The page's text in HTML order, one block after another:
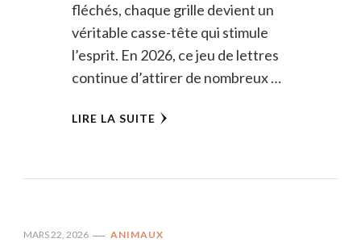
fléchés, chaque grille devient un
véritable casse-tête qui stimule
l’esprit. En 2026, ce jeu de lettres
continue d’attirer de nombreux …
LIRE LA SUITE
MARS 22, 2026 ANIMAUX